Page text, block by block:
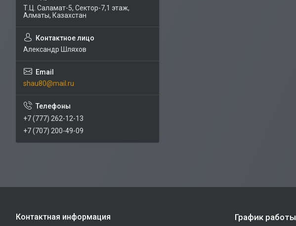
Т.Ц. Саламат-5, Cектор-7,1 этаж,
Алматы, Казахстан
Александр Шляхов
shau80@mail.ru
+7 (777) 262-12-13
+7 (707) 200-49-09
График работы